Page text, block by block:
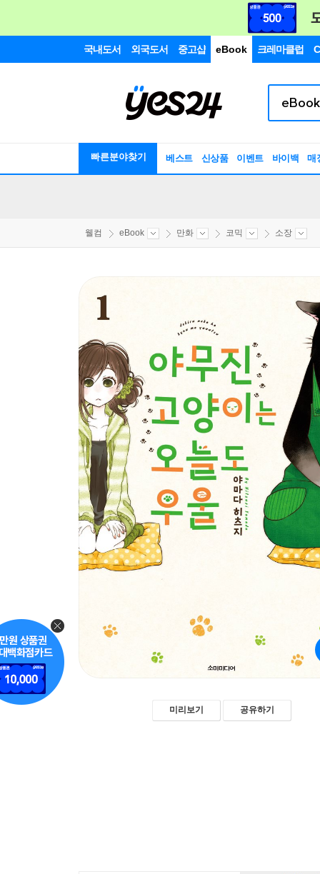
국내도서 외국도서 중고샵 eBook 크레마클럽
빠른분야찾기 베스트 신상품 이벤트 바이백 매
웰컴 eBook 만화 코믹 소장
미리보기 공유하기